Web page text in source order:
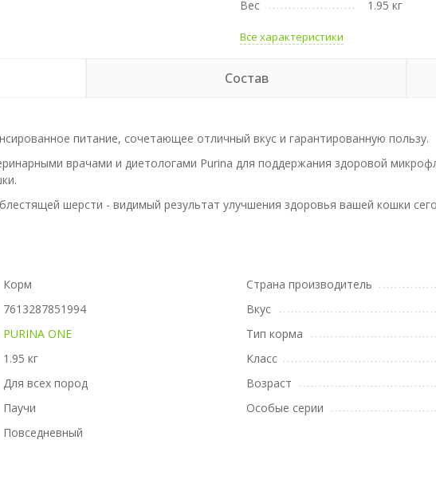
Вес
1.95 кг
Все характеристики
Состав
питание, сочетающее отличный вкус и гарантированную пользу.
врачами и диетологами Purina для поддержания здоровой
шерсти - видимый результат улучшения здоровья вашей кошки
Корм
7613287851994
PURINA ONE
1.95 кг
Для всех пород
Паучи
Повседневный
Страна производитель
Вкус
Тип корма
Класс
Возраст
Особые серии